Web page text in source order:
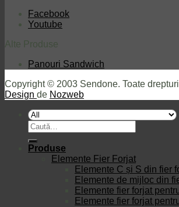
Facebook
Youtube
Alte Produse
Panouri Sandwich
Copyright © 2003 Sendone. Toate
Design de Nozweb
Caută
după:
Produse
Elemente Fier Forjat
Elemente C și S din fier
Elemente de mijloc din
Elemente fier forjat
Elemente fier forjat